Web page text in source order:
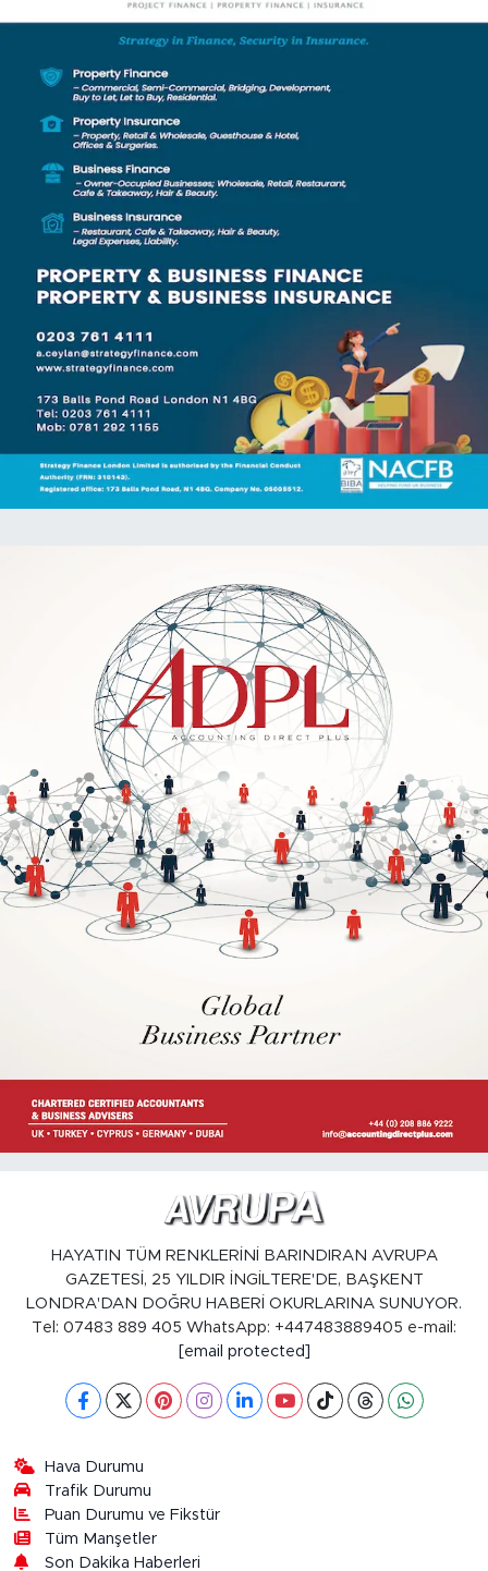
HAYATIN TÜM RENKLERİNİ BARINDIRAN AVRUPA
GAZETESİ, 25 YILDIR İNGİLTERE'DE, BAŞKENT
LONDRA'DAN DOĞRU HABERİ OKURLARINA SUNUYOR.
Tel: 07483 889 405 WhatsApp: +447483889405 e-mail:
[email protected]
Hava Durumu
Trafik Durumu
Puan Durumu ve Fikstür
Tüm Manşetler
Son Dakika Haberleri